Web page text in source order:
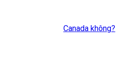
Canada không?